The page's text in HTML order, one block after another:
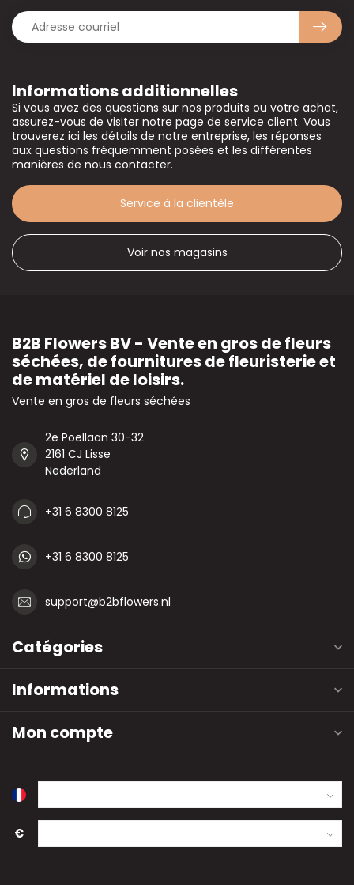
Informations additionnelles
Si vous avez des questions sur nos produits ou votre achat,
assurez-vous de visiter notre page de service client. Vous
trouverez ici les détails de notre entreprise, les réponses
aux questions fréquemment posées et les différentes
manières de nous contacter.
Service à la clientèle
Voir nos magasins
B2B Flowers BV - Vente en gros de fleurs
séchées, de fournitures de fleuristerie et
de matériel de loisirs.
Vente en gros de fleurs séchées
2e Poellaan 30-32
2161 CJ Lisse
Nederland
+31 6 8300 8125
+31 6 8300 8125
support@b2bflowers.nl
Catégories
Informations
Mon compte
€